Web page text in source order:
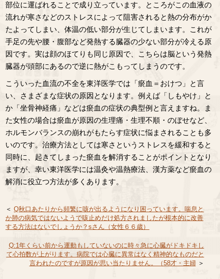
部位に運ばれることで成り立っています。ところがこの血液の
流れが寒さなどのストレスによって阻害されると熱の分布がか
たよってしまい、体温の低い部分が生じてしまいます。これが
手足の先や腰・腹部など発熱する臓器の少ない部分が冷える原
因です。実は顔のほてりも同じ原因で、こちらは脳という発熱
臓器が頭部にあるので逆に熱がこもってしまうのです。
こういった血流の不全を東洋医学では「瘀血＝おけつ」と言
い、さまざまな症状の原因となります。例えば「しもやけ」と
か「坐骨神経痛」などは瘀血の症状の典型例と言えますね。ま
た女性の場合は瘀血が原因の生理痛・生理不順・のぼせなど、
ホルモンバランスの崩れがもたらす症状に悩まされることも多
いのです。治療方法としては寒さというストレスを緩和すると
同時に、起きてしまった瘀血を解消することがポイントとなり
ますが、幸い東洋医学には温灸や温熱療法、漢方薬など瘀血の
解消に役立つ方法が多くあります。
＜Q秋口あたりから頻繁に咳が出るようになり困っています。喘息と
か肺の病気ではないようで咳止めだけ処方されましたが根本的に改善
する方法はないでしょうか？sさん（女性６６歳）
Q:1年くらい前から運動もしていないのに時々急に心臓がドキドキし
て心拍数が上がります。病院では心臓に異常はなく精神的なものだと
言われたのですが原因が思い当たりません。（58才・主婦＞